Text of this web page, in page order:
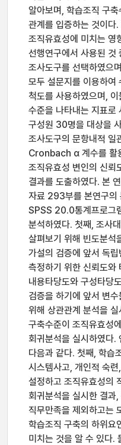
알아보며, 학습조직 구
관계를 입증하는 것이다.
조직유효성에 미치는 영
선행연구에서 사용된 것
조사도구를 선택하였으
모두 설문지를 이용하여
척도를 사용하였으며,
수준을 나타내는 지표로
구성원 30명을 대상을
조사도구의 문항내적 일
Cronbach α 계수를 활
조직유효성 변인의 신
결과를 도출하였다. 본
자료 293부를 본연구의
SPSS 20.0통계프로그
분석하였다. 첫째, 조사
살펴보기 위해 빈도분석
가설의 검증에 앞서 독
측정하기 위한 신뢰도와
내용타당도와 구성타당
검증을 하기에 앞서 변
위해 상관관계 분석을
구축수준이 조직유효성
회귀분석을 실시하였다.
다음과 같다. 첫째, 학습
시스템사고, 개인적 숙
설정하고 조직유효성의
회귀분석을 실시한 결과
직무만족을 제외하고는
학습조직 구축의 하위요
미치는 것을 알 수 있다.